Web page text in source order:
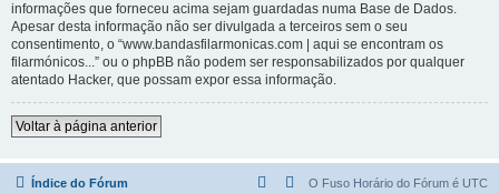
informações que forneceu acima sejam guardadas numa Base de Dados.
Apesar desta informação não ser divulgada a terceiros sem o seu
consentimento, o “www.bandasfilarmonicas.com | aqui se encontram os
filarmónicos...” ou o phpBB não podem ser responsabilizados por qualquer
atentado Hacker, que possam expor essa informação.
Voltar à página anterior
Índice do Fórum O Fuso Horário do Fórum é UTC